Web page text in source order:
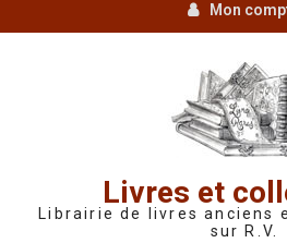
Mon
Livres et
Librairie de livres anciens
sur R.V.